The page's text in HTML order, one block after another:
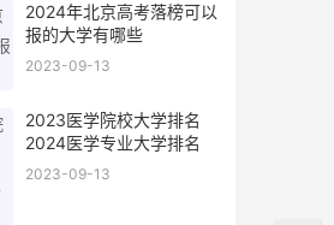
2024年北京高考落榜可以
报的大学有哪些
2023-09-13
2023医学院校大学排名
2024医学专业大学排名
2023-09-13